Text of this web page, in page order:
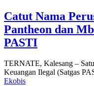
Catut Nama
Pantheon dan
PASTI
TERNATE, Kalesang –
Keuangan Ilegal (Satgas
Ekobis